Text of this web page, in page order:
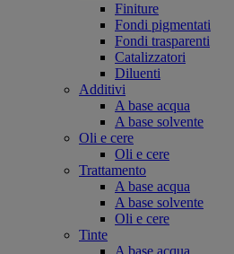
Finiture
Fondi pigmentati
Fondi trasparenti
Catalizzatori
Diluenti
Additivi
A base acqua
A base solvente
Oli e cere
Oli e cere
Trattamento
A base acqua
A base solvente
Oli e cere
Tinte
A base acqua